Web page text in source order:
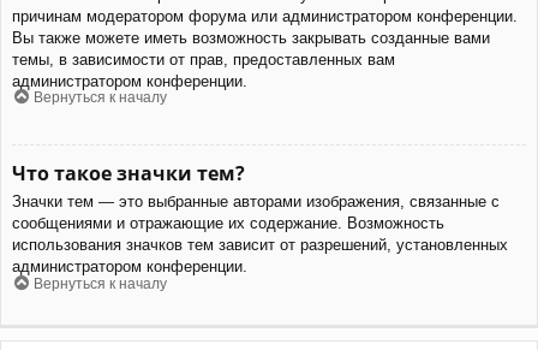
причинам модератором форума или администратором конференции.
Вы также можете иметь возможность закрывать созданные вами
темы, в зависимости от прав, предоставленных вам
администратором конференции.
Вернуться к началу
Что такое значки тем?
Значки тем — это выбранные авторами изображения, связанные с
сообщениями и отражающие их содержание. Возможность
использования значков тем зависит от разрешений, установленных
администратором конференции.
Вернуться к началу